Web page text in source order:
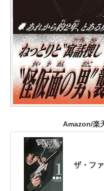
Amazon/楽
ザ・フ